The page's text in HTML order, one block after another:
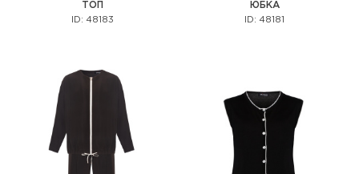
ТОП
ID: 48183
ЮБКА
ID: 48181